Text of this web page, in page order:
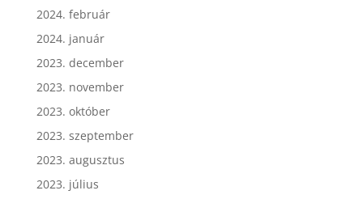
2024. február
2024. január
2023. december
2023. november
2023. október
2023. szeptember
2023. augusztus
2023. július